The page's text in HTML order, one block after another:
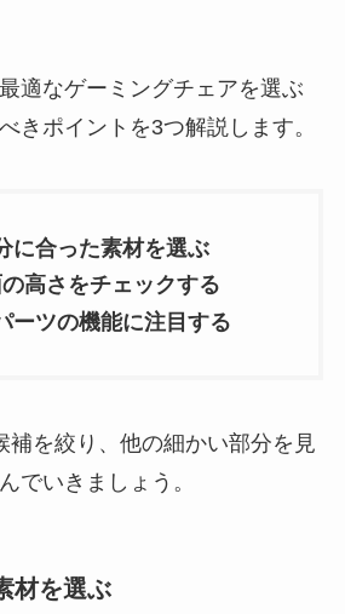
適なゲーミングチェアを選ぶ
きポイントを3つ解説します。
に合った素材を選ぶ
高さをチェックする
ーツの機能に注目する
補を絞り、他の細かい部分を見
でいきましょう。
材を選ぶ